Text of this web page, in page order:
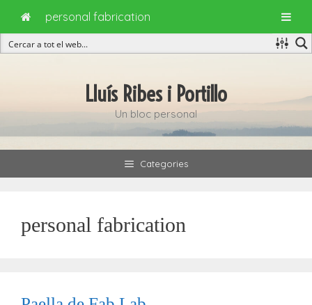
Lluís Ribes i Portillo
Un bloc personal
Categories
personal fabrication
personal fabrication